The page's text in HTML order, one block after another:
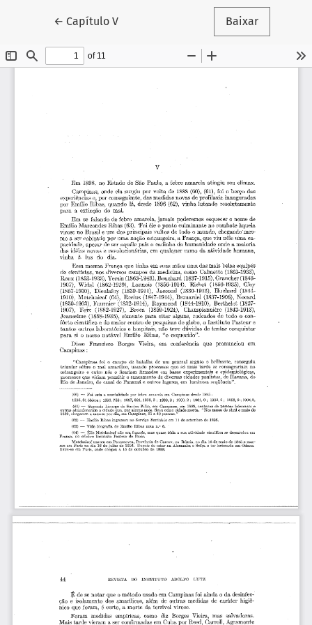
← Voltar aos Detalhes do Artigo
Capítulo V Baixar